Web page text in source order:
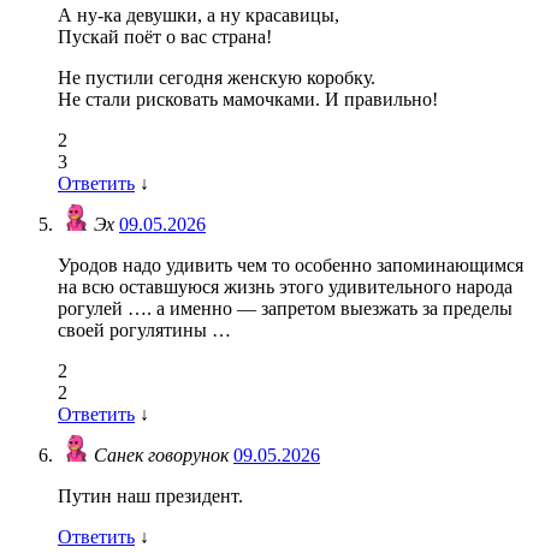
А ну-ка девушки, а ну красавицы,
Пускай поёт о вас страна!
Не пустили сегодня женскую коробку.
Не стали рисковать мамочками. И правильно!
2
3
Ответить ↓
Эх 09.05.2026
Уродов надо удивить чем то особенно запоминающимся
на всю оставшуюся жизнь этого удивительного народа
рогулей …. а именно — запретом выезжать за пределы
своей рогулятины …
2
2
Ответить ↓
Санек говорунок09.05.2026
Путин наш президент.
Ответить ↓